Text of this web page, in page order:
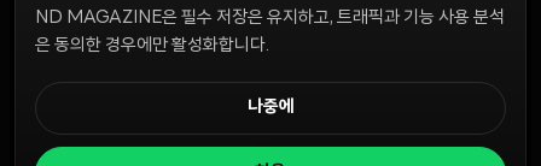
윤리 원칙 Discord 봇캠페인 가이드커뮤니티 랭킹
쿠키 설정
ND MAGAZINE은 필수 저장은 유지하고, 트래픽과 기능 사용 분석
은 동의한 경우에만 활성화합니다.
나중에